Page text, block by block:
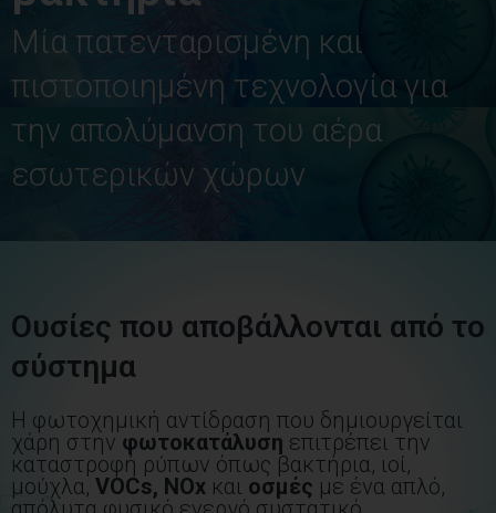
Μία πατενταρισμένη και
πιστοποιημένη τεχνολογία για
την απολύμανση του αέρα
εσωτερικών χώρων
Ουσίες που αποβάλλονται από το
σύστημα
Η φωτοχημική αντίδραση που δημιουργείται
χάρη στην φωτοκατάλυση επιτρέπει την
καταστροφή ρύπων όπως βακτήρια, ιοί,
μούχλα, VOCs, NOx και οσμές με ένα απλό,